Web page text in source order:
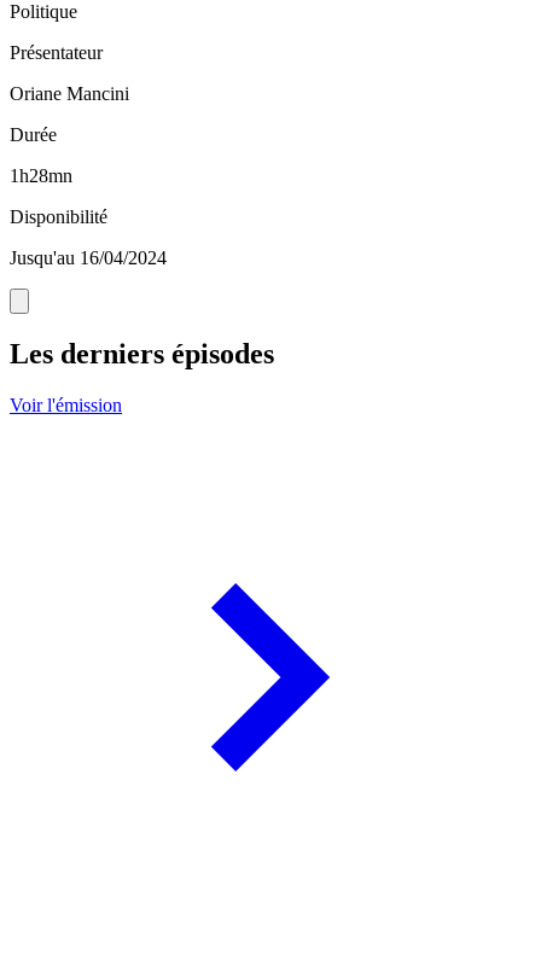
Politique
Présentateur
Oriane Mancini
Durée
1h28mn
Disponibilité
Jusqu'au 16/04/2024
Les derniers épisodes
Voir l'émission